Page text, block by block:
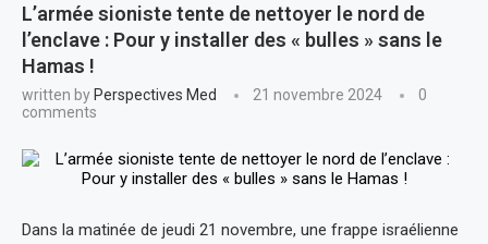
L’armée sioniste tente de nettoyer le nord de
l’enclave : Pour y installer des « bulles » sans le
Hamas !
written by Perspectives Med 21 novembre 2024
0
comments
Dans la matinée de jeudi 21 novembre, une frappe israélienne